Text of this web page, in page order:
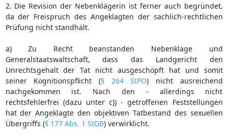
2. Die Revision der Nebenklägerin ist ferner auch begründet,
da der Freispruch des Angeklagten der sachlich-rechtlichen
Prüfung nicht standhält.
a) Zu Recht beanstanden Nebenklage und
Generalstaatswaltschaft, dass das Landgericht den
Unrechtsgehalt der Tat nicht ausgeschöpft hat und somit
seiner Kognitionspflicht (§ 264 StPO) nicht ausreichend
nachgekommen ist. Nach den - allerdings nicht
rechtsfehlerfrei (dazu unter c)) - getroffenen Feststellungen
hat der Angeklagte den objektiven Tatbestand des sexuellen
Übergriffs (§ 177 Abs. 1 StGB) verwirklicht.